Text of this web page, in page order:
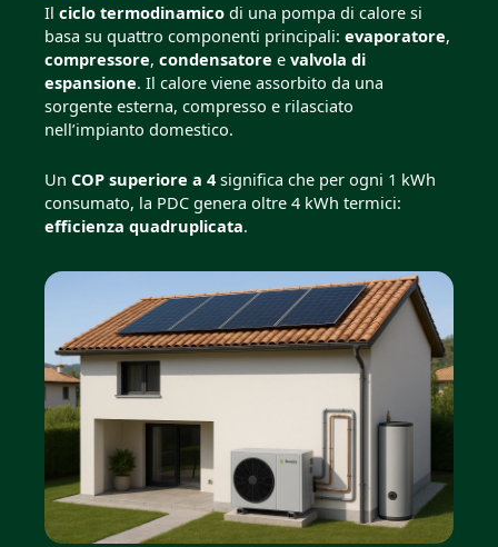
Il ciclo termodinamico di una pompa di calore si
basa su quattro componenti principali: evaporatore,
compressore, condensatore e valvola di
espansione. Il calore viene assorbito da una
sorgente esterna, compresso e rilasciato
nell’impianto domestico.
Un COP superiore a 4significa che per ogni 1 kWh
consumato, la PDC genera oltre 4 kWh termici:
efficienza quadruplicata.